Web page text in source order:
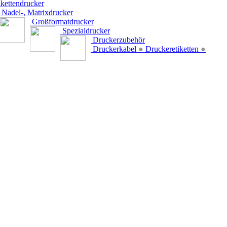
Nadel-, Matrixdrucker
Großformatdrucker
Spezialdrucker
Druckerzubehör
Druckerkabel ● Druckeretiketten ●